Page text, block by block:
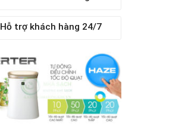
Hỗ trợ khách hàng 24/7